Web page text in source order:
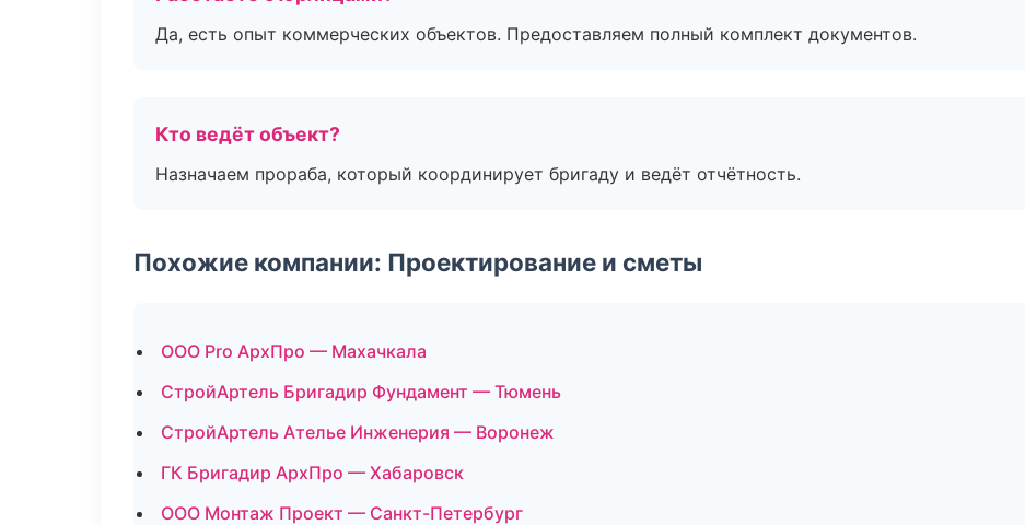
Да, есть опыт коммерческих объектов. Предоставляем полный комплект документов.
Кто ведёт объект?
Назначаем прораба, который координирует бригаду и ведёт отчётность.
Похожие компании: Проектирование и сметы
ООО Pro АрхПро — Махачкала
СтройАртель Бригадир Фундамент — Тюмень
СтройАртель Ателье Инженерия — Воронеж
ГК Бригадир АрхПро — Хабаровск
ООО Монтаж Проект — Санкт-Петербург